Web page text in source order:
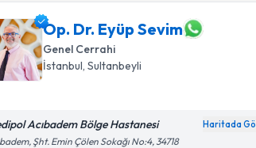
Op. Dr. Eyüp Sevim
Genel Cerrahi
İstanbul, Sultanbeyli
Acıbadem Bölge Hastanesi Haritada
Şht. Emin Çölen Sokağı No:4, 34718